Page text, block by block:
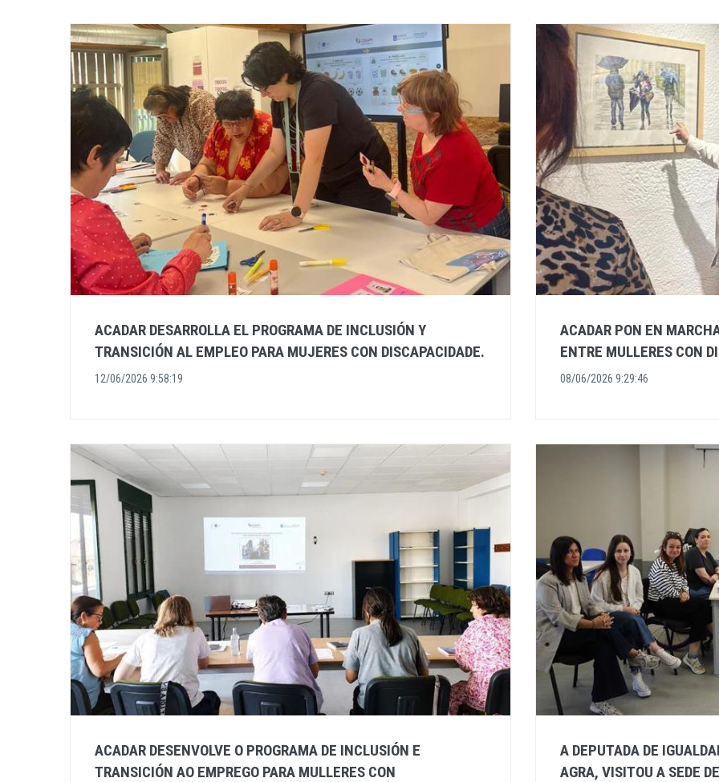
ACADAR DESARROLLA EL PROGRAMA DE INCLUSIÓN Y
TRANSICIÓN AL EMPLEO PARA MUJERES CON DISCAPACIDADE.
12/06/2026 9:58:19
ACADAR PON EN
ENTRE MULLERES CON
08/06/2026 9:29:46
ACADAR DESENVOLVE O PROGRAMA DE INCLUSIÓN E
TRANSICIÓN AO EMPREGO PARA MULLERES CON
A DEPUTADA DE
AGRA, VISITOU A SEDE